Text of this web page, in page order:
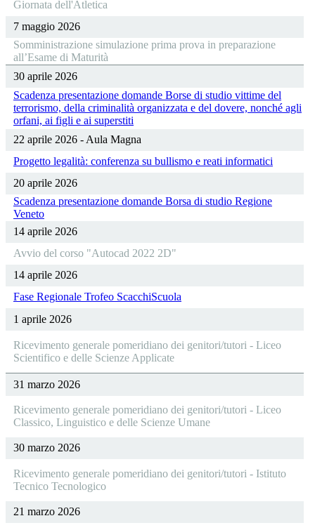
Giornata dell'Atletica
7 maggio 2026
Somministrazione simulazione prima prova in preparazione
all’Esame di Maturità
30 aprile 2026
Scadenza presentazione domande Borse di studio vittime del
terrorismo, della criminalità organizzata e del dovere, nonché agli
orfani, ai figli e ai superstiti
22 aprile 2026 - Aula Magna
Progetto legalità: conferenza su bullismo e reati informatici
20 aprile 2026
Scadenza presentazione domande Borsa di studio Regione
Veneto
14 aprile 2026
Avvio del corso "Autocad 2022 2D"
14 aprile 2026
Fase Regionale Trofeo ScacchiScuola
1 aprile 2026
Ricevimento generale pomeridiano dei genitori/tutori - Liceo
Scientifico e delle Scienze Applicate
31 marzo 2026
Ricevimento generale pomeridiano dei genitori/tutori - Liceo
Classico, Linguistico e delle Scienze Umane
30 marzo 2026
Ricevimento generale pomeridiano dei genitori/tutori - Istituto
Tecnico Tecnologico
21 marzo 2026